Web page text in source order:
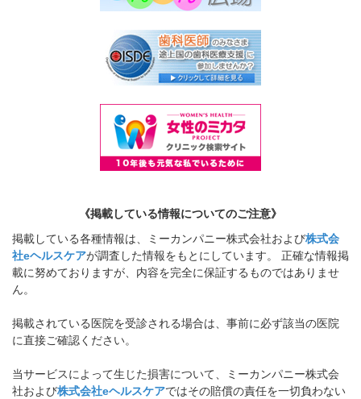
《掲載している情報についてのご注意》
掲載している各種情報は、ミーカンパニー株式会社および株式会
社eヘルスケアが調査した情報をもとにしています。 正確な情報掲
載に努めておりますが、内容を完全に保証するものではありませ
ん。
掲載されている医院を受診される場合は、事前に必ず該当の医院
に直接ご確認ください。
当サービスによって生じた損害について、ミーカンパニー株式会
社および株式会社eヘルスケアではその賠償の責任を一切負わない